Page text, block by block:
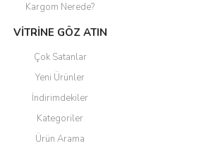
Kargom Nerede?
VİTRİNE GÖZ ATIN
Çok Satanlar
Yeni Ürünler
İndirimdekiler
Kategoriler
Ürün Arama